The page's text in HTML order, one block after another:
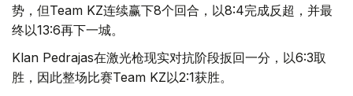
势，但Team KZ连续赢下8个回合，以8:4完成反超，并最
终以13:6再下一城。
Klan Pedrajas在激光枪现实对抗阶段扳回一分，以6:3取
胜，因此整场比赛Team KZ以2:1获胜。